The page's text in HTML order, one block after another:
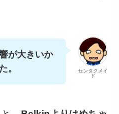
センタクメイ
ド
が大きいか
。